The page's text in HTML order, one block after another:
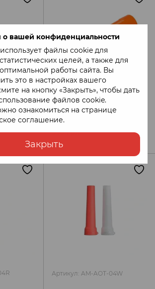
о вашей конфиденциальности
файлы cookie для
целей, а также для
работы сайта. Вы
это в настройках вашего
на кнопку «Закрыть», чтобы дать
файлов cookie.
ознакомиться на странице
соглашение.
Закрыть
R Артикул: AM-AOT-01
330 грн
Артикул: AM-AOT-04W